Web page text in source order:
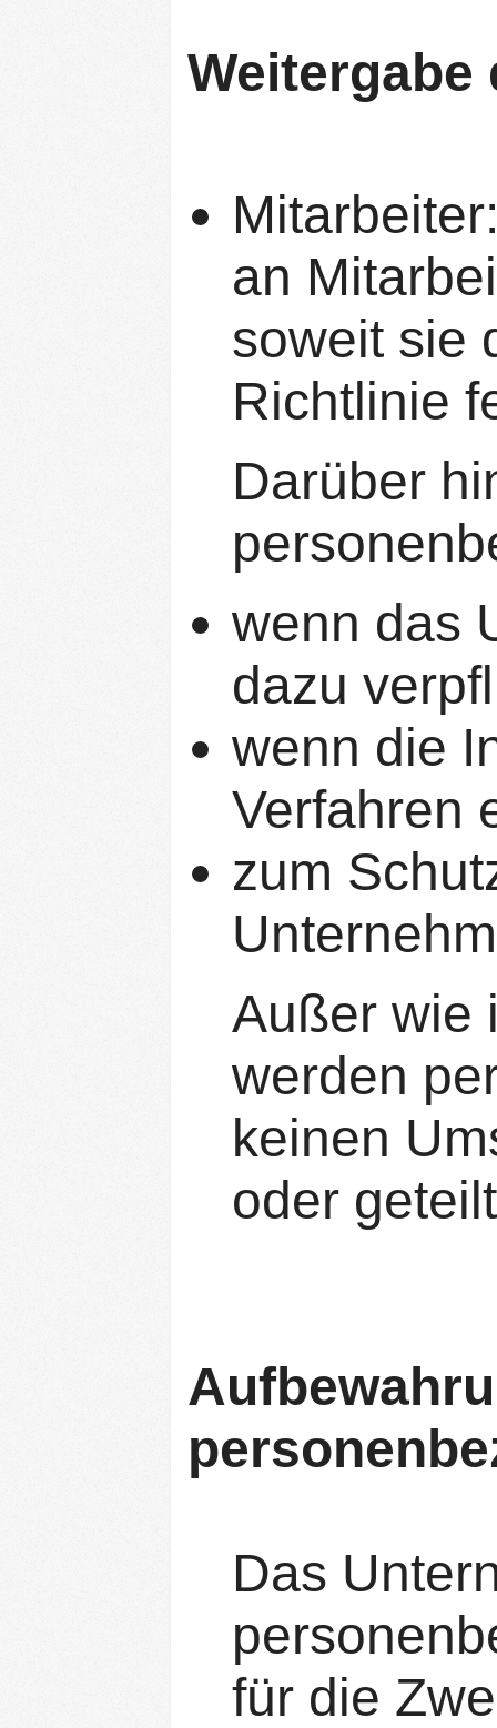
Weitergabe
an
soweit sie
Richtlinie
Darüber
wenn das
dazu
wenn die
Verfahren
zum
Außer wie
werden
keinen
oder
Das
für die